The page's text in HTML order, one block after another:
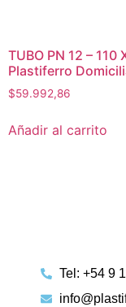
TUBO PN 12 – 110
Plastiferro
$59.992,86
Añadir al carrito
Tel: +54 9